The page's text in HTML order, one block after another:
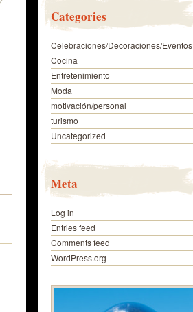
Categories
Celebraciones/Decoraciones/Eventos
Cocina
Entretenimiento
Moda
motivación/personal
turismo
Uncategorized
Meta
Log in
Entries feed
Comments feed
WordPress.org